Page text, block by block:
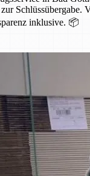
Schlüssübergabe.
inklusive. 📦